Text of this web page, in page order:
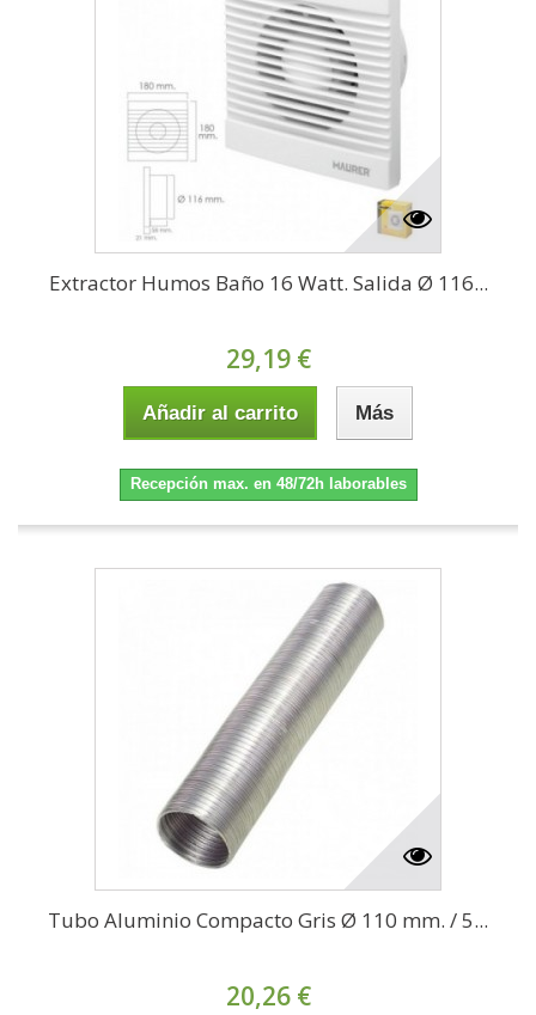
Extractor Humos Baño 16 Watt. Salida Ø 116...
29,19 €
Añadir al carrito Más
Recepción max. en 48/72h laborables
Tubo Aluminio Compacto Gris Ø 110 mm. / 5...
20,26 €